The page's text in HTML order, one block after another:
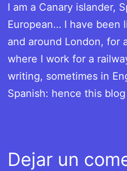
I am a Canary islander,
European… I have been
and around London, for
where I work for a
writing, sometimes in
Spanish: hence this
Dejar un